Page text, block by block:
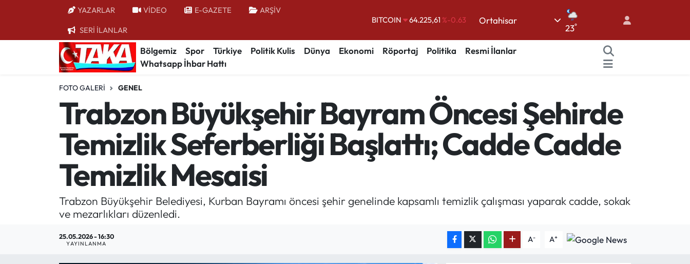
YAZARLAR VİDEO E-GAZETE ARŞİV
SERİ İLANLAR
DOLAR 47,7143%0.16
EURO
55,0317%-0.02
STERLİN
64,2463%0.07
13.799
BITCOIN
64.225,61 %-0.63
Ortahisar
23°
Bölgemiz Spor Türkiye Politik Kulis Dünya Ekonomi Röportaj Politika
Resmi İlanlar
Whatsapp İhbar Hattı
FOTO GALERI GENEL
Trabzon Büyükşehir Bayram Öncesi Şehirde
Temizlik Seferberliği Başlattı; Cadde Cadde
Temizlik Mesaisi
Trabzon Büyükşehir Belediyesi, Kurban Bayramı öncesi şehir genelinde kapsamlı temizlik çalışması yaparak cadde, sokak
ve mezarlıkları düzenledi.
25.05.2026 - 16:30
YAYINLANMA A- A+
Bölgemiz
Kültür/Sanat
Politik Kulis
Mektup Galeri
Trabzon Nöbetçi Eczaneler
Trabzon Hava Durumu
Trabzon Trafik Yoğunluk Haritası
Süper Lig Puan Durumu ve Fikstür
Tüm Manşetler
Son Dakika Haberleri
Haber Arşivi